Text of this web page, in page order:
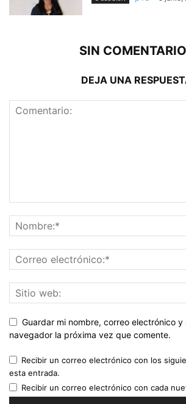
SIN
DEJA UNA
Guardar mi nombre, correo electrónico
navegador la próxima vez que comente.
Recibir un correo electrónico con los
esta entrada.
Recibir un correo electrónico con cada